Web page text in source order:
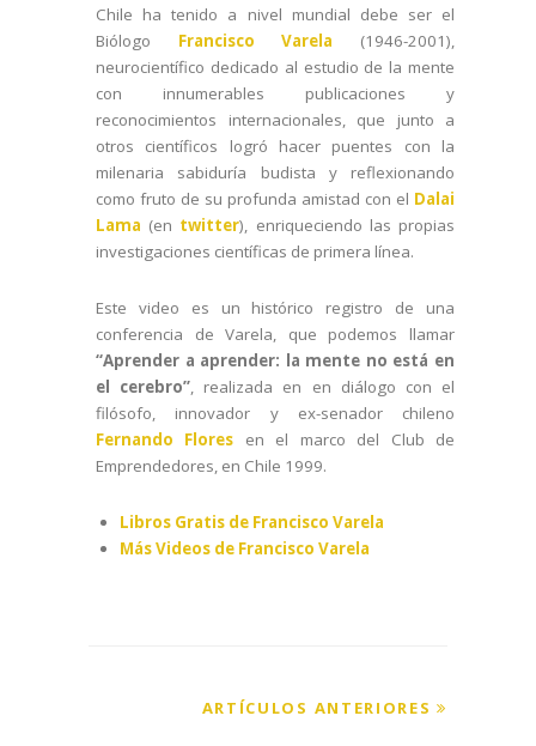
Chile ha tenido a nivel mundial debe ser el
Biólogo Francisco Varela (1946-2001),
neurocientífico dedicado al estudio de la mente
con innumerables publicaciones y
reconocimientos internacionales, que junto a
otros científicos logró hacer puentes con la
milenaria sabiduría budista y reflexionando
como fruto de su profunda amistad con el Dalai
Lama (en twitter), enriqueciendo las propias
investigaciones científicas de primera línea.
Este video es un histórico registro de una
conferencia de Varela, que podemos llamar
“Aprender a aprender: la mente no está en
el cerebro”, realizada en en diálogo con el
filósofo, innovador y ex-senador chileno
Fernando Flores en el marco del Club de
Emprendedores, en Chile 1999.
Libros Gratis de Francisco Varela
Más Videos de Francisco Varela
ARTÍCULOS ANTERIORES